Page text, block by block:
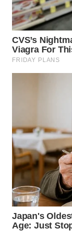
WN
KALTIM
WN
SULSEL
SULUT
WN
MALUKU
WN
MALUT
WN